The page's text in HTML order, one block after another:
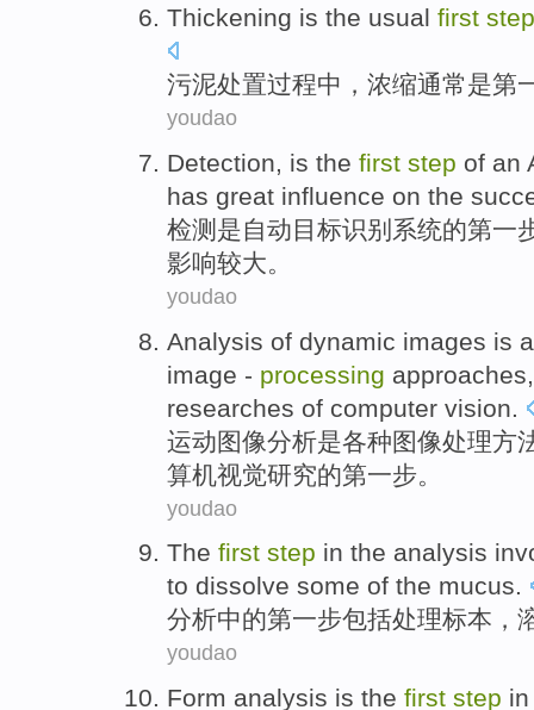
Thickening is the usual first step
污泥处置过程中 ， 浓缩通常是第
youdao
Detection, is the first step of an
has great influence on the
检测 是自动目标识别 系统的第一
影响较大。
youdao
Analysis of dynamic images is
image - processing approaches
researches of computer vision
运动图像分析是各种图像处理方
算机视觉研究的第一步。
youdao
The first step in the analysis
to dissolve some of the mucus.
分析中的第一步包括处理标本 ，
youdao
Form analysis is the first step in